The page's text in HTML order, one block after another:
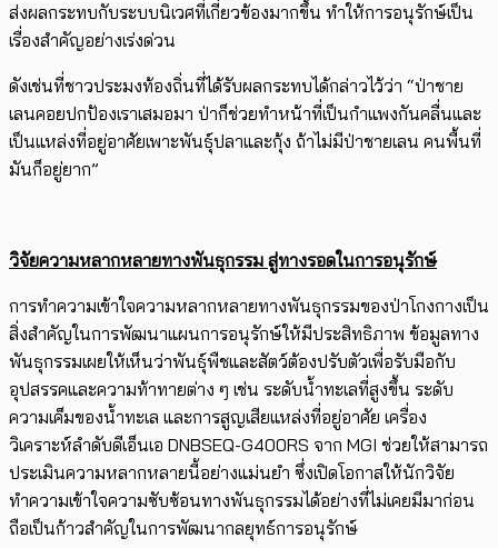
ส่งผลกระทบกับระบบนิเวศที่เกี่ยวข้องมากขึ้น ทำให้การอนุรักษ์เป็น
เรื่องสำคัญอย่างเร่งด่วน
ดังเช่นที่ชาวประมงท้องถิ่นที่ได้รับผลกระทบได้กล่าวไว้ว่า “ป่าชาย
เลนคอยปกป้องเราเสมอมา ป่าก็ช่วยทำหน้าที่เป็นกำแพงกันคลื่นและ
เป็นแหล่งที่อยู่อาศัยเพาะพันธุ์ปลาและกุ้ง ถ้าไม่มีป่าชายเลน คนพื้นที่
มันก็อยู่ยาก”
วิจัยความหลากหลายทางพันธุกรรม สู่ทางรอดในการอนุรักษ์
การทำความเข้าใจความหลากหลายทางพันธุกรรมของป่าโกงกางเป็น
สิ่งสำคัญในการพัฒนาแผนการอนุรักษ์ให้มีประสิทธิภาพ ข้อมูลทาง
พันธุกรรมเผยให้เห็นว่าพันธุ์พืชและสัตว์ต้องปรับตัวเพื่อรับมือกับ
อุปสรรคและความท้าทายต่าง ๆ เช่น ระดับน้ำทะเลที่สูงขึ้น ระดับ
ความเค็มของน้ำทะเล และการสูญเสียแหล่งที่อยู่อาศัย เครื่อง
วิเคราะห์ลำดับดีเอ็นเอ DNBSEQ-G400RS จาก MGI ช่วยให้สามารถ
ประเมินความหลากหลายนี้อย่างแม่นยำ ซึ่งเปิดโอกาสให้นักวิจัย
ทำความเข้าใจความซับซ้อนทางพันธุกรรมได้อย่างที่ไม่เคยมีมาก่อน
ถือเป็นก้าวสำคัญในการพัฒนากลยุทธ์การอนุรักษ์